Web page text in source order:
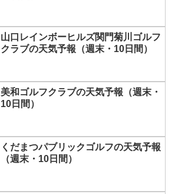
山口レインボーヒルズ関門菊川ゴルフ
クラブの天気予報（週末・10日間）
美和ゴルフクラブの天気予報（週末・
10日間）
くだまつパブリックゴルフの天気予報
（週末・10日間）